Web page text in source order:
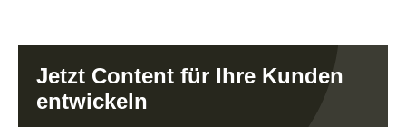
Jetzt Content für Ihre Kunden
entwickeln